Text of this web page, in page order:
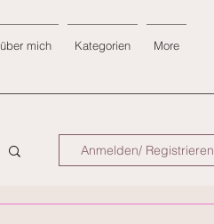
mich Kategorien More
Anmelden/ Registrieren